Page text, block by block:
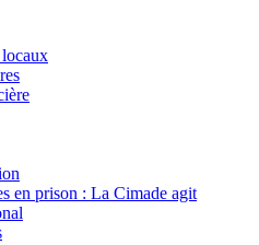
en prison : La Cimade agit